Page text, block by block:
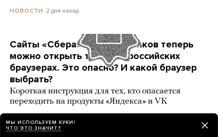
НОВОСТИ 2 дня назад
Сайты «Сбера» и других банков теперь
можно открыть только в российских
браузерах. Это опасно? И какой браузер
выбрать?
Короткая инструкция для тех, кто опасается
переходить на продукты «Яндекса» и VK
МЫ ИСПОЛЬЗУЕМ КУКИ!
ЧТО ЭТО ЗНАЧИТ?